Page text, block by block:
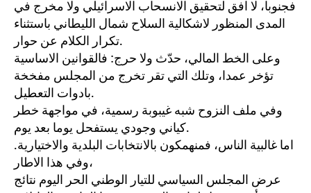
فجنوبا، لا افق لتحقيق الانسحاب الاسرائيلي ولا مخرج في
المدى المنظور لاشكالية السلاح شمال الليطاني باستثناء
تكرار الكلام عن حوار.
وعلى الخط المالي، حدّث ولا حرج: فالقوانين الاساسية
تؤخر عمدا، وتلك التي تقر تخرج من المجلس مفخخة
بادوات التعطيل.
وفي ملف النزوح شبه غيبوبة رسمية، في مواجهة خطر
كياني وجودي يستفحل يوما بعد يوم.
اما غالبية الناس، فمنهمكون بالانتخابات البلدية والاختيارية.
وفي هذا الاطار،
عرض المجلس السياسي للتيار الوطني الحر اليوم نتائج